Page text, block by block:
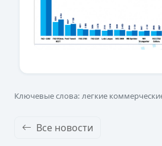
Ключевые слова: легкие
Все новости